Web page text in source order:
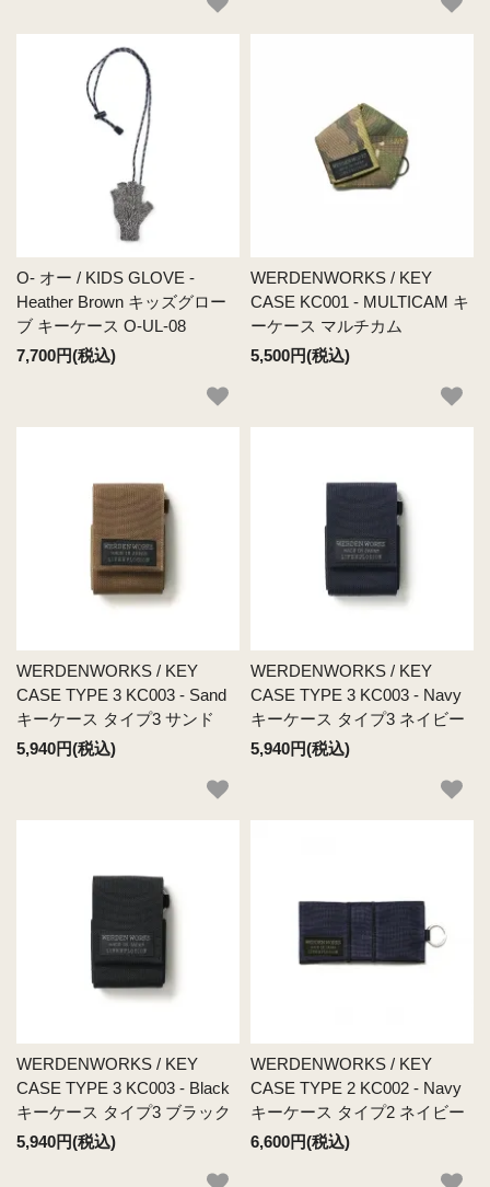
O- オー / KIDS GLOVE -
Heather Brown キッズグロー
ブ キーケース O-UL-08
7,700円(税込)
WERDENWORKS / KEY
CASE KC001 - MULTICAM キ
ーケース マルチカム
5,500円(税込)
WERDENWORKS / KEY
CASE TYPE 3 KC003 - Sand
キーケース タイプ3 サンド
5,940円(税込)
WERDENWORKS / KEY
CASE TYPE 3 KC003 - Navy
キーケース タイプ3 ネイビー
5,940円(税込)
WERDENWORKS / KEY
CASE TYPE 3 KC003 - Black
キーケース タイプ3 ブラック
5,940円(税込)
WERDENWORKS / KEY
CASE TYPE 2 KC002 - Navy
キーケース タイプ2 ネイビー
6,600円(税込)